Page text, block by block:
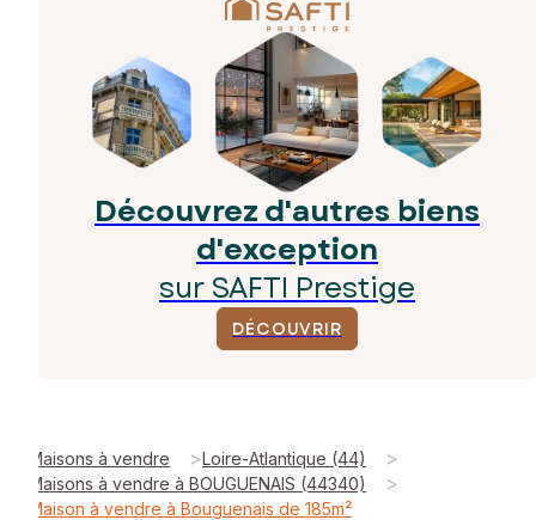
Découvrez d'autres biens
d'exception
sur SAFTI Prestige
DÉCOUVRIR
Maisons à vendre >Loire-Atlantique (44) >
Maisons à vendre à BOUGUENAIS (44340) >
Maison à vendre à Bouguenais de 185m²